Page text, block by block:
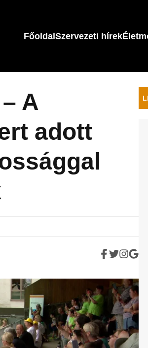
FőoldalSzervezeti hírek
A
adott